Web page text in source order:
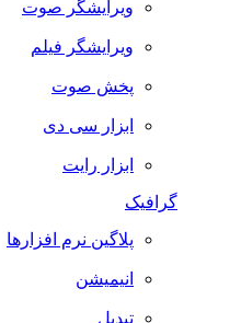
ویرایشگر صوت
ویرایشگر فیلم
پخش صوت
ابزار سی دی
ابزار رایت
گرافیک
پلاگین نرم افزارها
انیمیشن
تبدیل